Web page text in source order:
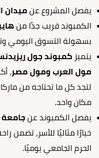
يفصل المشروع عن ميدان
الكمبوند قريب جدًا من
بسهولة التسوق اليومي
يتميز كمبوند جول
مول العرب ومول مصر،
لتجد كل ما تحتاجه من
مكان واحد.
يفصل الكمبوند عن جامعة
خيارًا مثاليًا للأسر، تضمن
الحرم الجامعي يوميًا.